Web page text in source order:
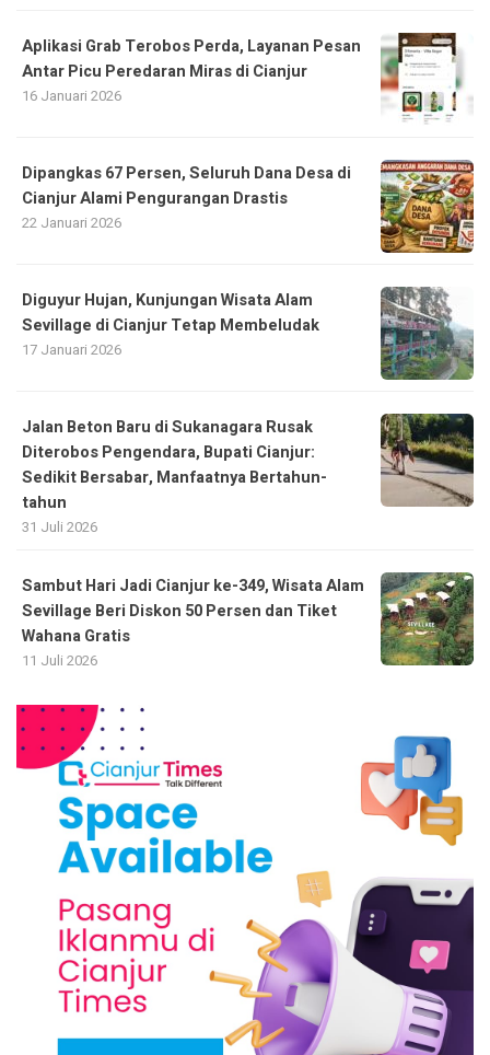
Aplikasi Grab Terobos Perda, Layanan Pesan
Antar Picu Peredaran Miras di Cianjur
16 Januari 2026
Dipangkas 67 Persen, Seluruh Dana Desa di
Cianjur Alami Pengurangan Drastis
22 Januari 2026
Diguyur Hujan, Kunjungan Wisata Alam
Sevillage di Cianjur Tetap Membeludak
17 Januari 2026
Jalan Beton Baru di Sukanagara Rusak
Diterobos Pengendara, Bupati Cianjur:
Sedikit Bersabar, Manfaatnya Bertahun-
tahun
31 Juli 2026
Sambut Hari Jadi Cianjur ke-349, Wisata Alam
Sevillage Beri Diskon 50 Persen dan Tiket
Wahana Gratis
11 Juli 2026